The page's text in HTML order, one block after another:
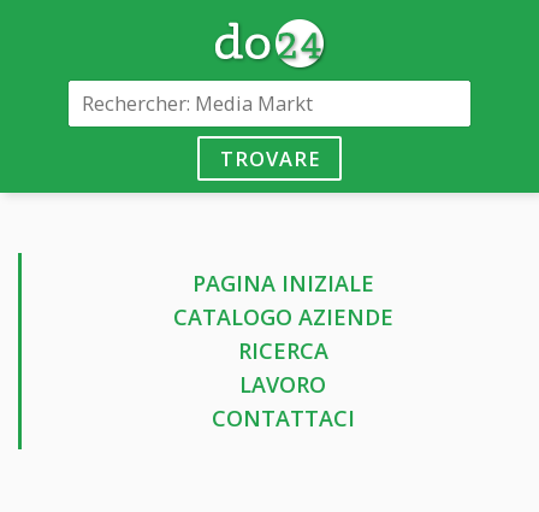
TROVARE
PAGINA INIZIALE
CATALOGO AZIENDE
RICERCA
LAVORO
CONTATTACI